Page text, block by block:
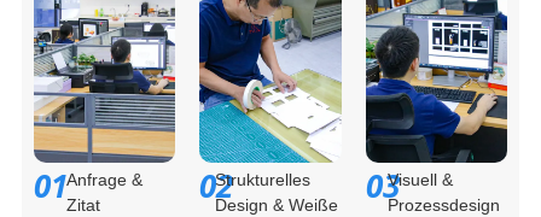
01Anfrage &
Zitat
02Strukturelles
Design & Weiße
03Visuell &
Prozessdesign